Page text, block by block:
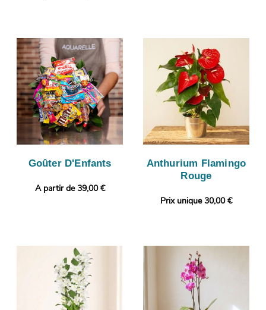
Goûter D'Enfants
A partir de 39,00 €
Anthurium Flamingo
Rouge
Prix unique 30,00 €